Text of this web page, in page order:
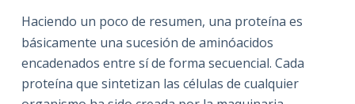
Haciendo un poco de resumen, una proteína es
básicamente una sucesión de aminóacidos
encadenados entre sí de forma secuencial. Cada
proteína que sintetizan las células de cualquier